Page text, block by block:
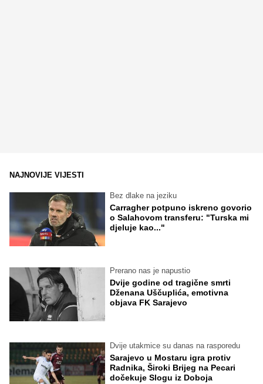
NAJNOVIJE VIJESTI
Bez dlake na jeziku
Carragher potpuno iskreno govorio
o Salahovom transferu: "Turska mi
djeluje kao..."
Prerano nas je napustio
Dvije godine od tragične smrti
Dženana Uščuplića, emotivna
objava FK Sarajevo
Dvije utakmice su danas na rasporedu
Sarajevo u Mostaru igra protiv
Radnika, Široki Brijeg na Pecari
dočekuje Slogu iz Doboja